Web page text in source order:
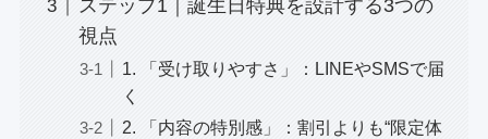
ステップ1｜誕生日特典を設計する3つの
視点
1. 「受け取りやすさ」：LINEやSMSで届
く
2. 「内容の特別感」：割引よりも“限定体